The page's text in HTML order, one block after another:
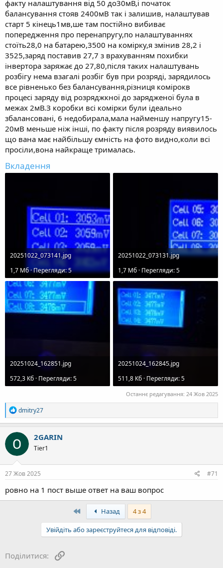
факту налаштування від 50 до30мВ,і початок
балансування стояв 2400мВ так і залишив, налаштував
старт 5 кінець1мв,ше там постійно вибиває
попередження про перенапругу,по налаштуваннях
стоїть28,0 на батарею,3500 на комірку,я змінив 28,2 і
3525,заряд поставив 27,7 з врахуванням похибки
інвертора заряжає до 27,80,після таких налаштувань
розбігу нема взагалі розбіг був при розряді, зарядилось
все рівненько без балансування,різниця комірокв
процесі заряду від розряджкної до зарядженої була в
межах 2мВ.З коробки всі комірки були ідеально
збалансовані, 6 недобирала,мала найменшу напругу15-
20мВ меньше ніж інші, по факту після розряду виявилось
що вана має найбільшу ємність на фото видно,коли всі
просіли,вона найкраще трималась.
Вкладення
20251022_073141.jpg
1,7 Mб · Перегляди: 5
20251022_073131.jpg
1,7 Mб · Перегляди: 5
20251024_162851.jpg
572,3 Кб · Перегляди: 5
20251024_162845.jpg
511,8 Кб · Перегляди: 5
Останнє редагування: 24 Жов 2025
Р
е
а
к
ц
і
ї
:
dmitry27
2GARIN
Tier1
27 Жов 2025 #71
ровно на 1 пост выше ответ на ваш вопрос
First Назад 4 з 4
Увійдіть або зареєструйтеся для відповіді.
Поділитися: